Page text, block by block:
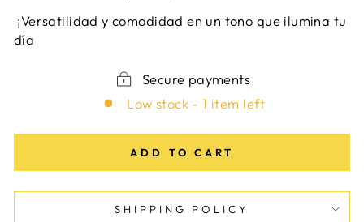
¡Versatilidad y comodidad en un tono que ilumina tu
día
Secure payments
Low stock - 1 item left
ADD TO CART
SHIPPING POLICY